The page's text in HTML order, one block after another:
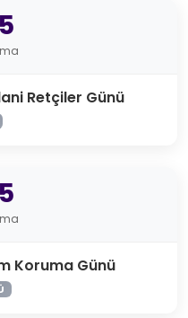
Retçiler Günü
Koruma Günü